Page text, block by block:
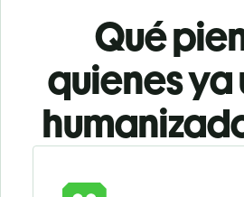
Qué
quienes ya
Slide 1 of 3